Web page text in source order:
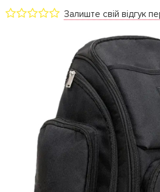
Залиште свій відгук